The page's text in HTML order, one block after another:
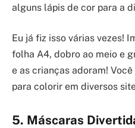
alguns lápis de cor para a
Eu já fiz isso várias vezes!
folha A4, dobro ao meio e
e as crianças adoram!
para colorir em diversos
5. Máscaras